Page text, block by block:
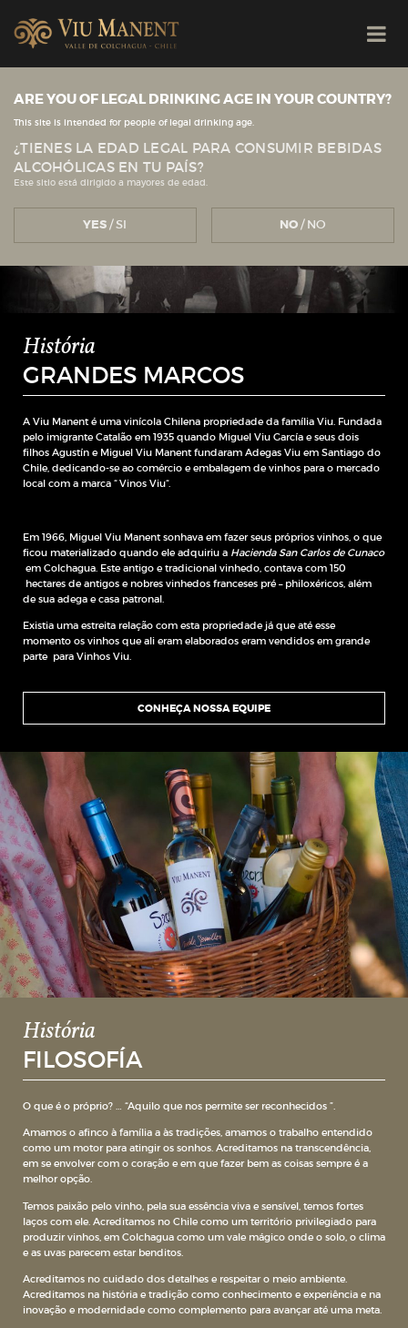
História
GRANDES MARCOS
A Viu Manent é uma vinícola Chilena propriedade da família Viu. Fundada
pelo imigrante Catalão em 1935 quando Miguel Viu García e seus dois
filhos Agustín e Miguel Viu Manent fundaram Adegas Viu em Santiago do
Chile, dedicando-se ao comércio e embalagem de vinhos para o mercado
local com a marca “ Vinos Viu“.
Em 1966, Miguel Viu Manent sonhava em fazer seus próprios vinhos, o que
ficou materializado quando ele adquiriu a Hacienda San Carlos de Cunaco
em Colchagua. Este antigo e tradicional vinhedo, contava com 150
hectares de antigos e nobres vinhedos franceses pré – philoxéricos, além
de sua adega e casa patronal.
Existia uma estreita relação com esta propriedade já que até esse
momento os vinhos que ali eram elaborados eram vendidos em grande
parte para Vinhos Viu.
CONHEÇA NOSSA EQUIPE
História
FILOSOFÍA
O que é o próprio? … “Aquilo que nos permite ser reconhecidos ”.
Amamos o afinco à família a às tradições, amamos o trabalho entendido
como um motor para atingir os sonhos. Acreditamos na transcendência,
em se envolver com o coração e em que fazer bem as coisas sempre é a
melhor opção.
Temos paixão pelo vinho, pela sua essência viva e sensível, temos fortes
laços com ele. Acreditamos no Chile como um território privilegiado para
produzir vinhos, em Colchagua como um vale mágico onde o solo, o clima
e as uvas parecem estar benditos.
Acreditamos no cuidado dos detalhes e respeitar o meio ambiente.
Acreditamos na história e tradição como conhecimento e experiência e na
inovação e modernidade como complemento para avançar até uma meta.
ARE YOU OF LEGAL DRINKING AGE IN YOUR COUNTRY?
This site is intended for people of legal drinking age.
¿TIENES LA EDAD LEGAL PARA CONSUMIR BEBIDAS
ALCOHÓLICAS EN TU PAÍS?
Este sitio está dirigido a mayores de edad.
YES/ SI NO/ NO